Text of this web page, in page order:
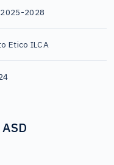
2028
Etico ILCA